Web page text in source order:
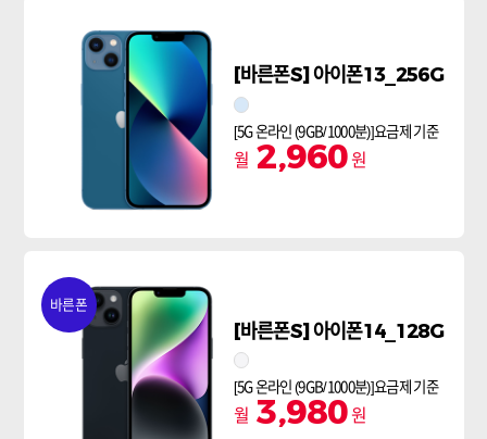
[바른폰S] 아이폰13_256G
스타라이트
[5G 온라인 (9GB/1000분)]요금제 기준
월 2,960원
바른폰
[바른폰S] 아이폰14_128G
스타라이트
[5G 온라인 (9GB/1000분)]요금제 기준
월 3,980원